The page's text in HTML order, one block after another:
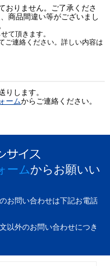
おりません。ご了承くださ
商品間違い等がございまし
て頂きます。
ご連絡ください。詳しい内容は
りします。
ームからご連絡ください。
ームからお願いい
お問い合わせは下記お電話
以外のお問い合わせにつき